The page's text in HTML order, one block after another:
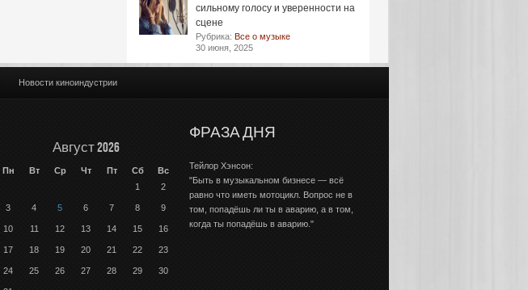
сильному голосу и уверенности на
сцене
Рубрика: Все о музыке
30 июня, 2025
Новости киноиндустрии
Август 2026
Пн Вт Ср Чт Пт Сб
Вс
1
2
3 4 5 6 7 8 9
10 11 12 13 14 15 16
17 18 19 20 21 22 23
24 25 26 27 28 29 30
ФРАЗА ДНЯ
Тейлор Хэнсон:
"Быть в музыкальном бизнесе — всё
равно что иметь мотоцикл. Вопрос не в
том, попадёшь ли ты в аварию, а в том,
когда ты попадёшь в аварию."